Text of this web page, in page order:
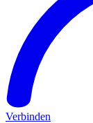
Verbinden